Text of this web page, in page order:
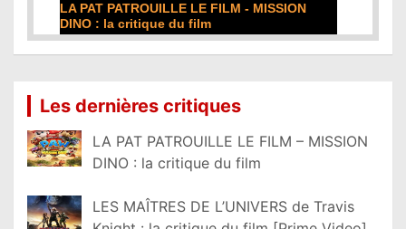
DE LA COMÉDIE-FRANÇAISE : la critique du
film
Les dernières critiques
LA PAT PATROUILLE LE FILM – MISSION
DINO : la critique du film
LES MAÎTRES DE L’UNIVERS de Travis